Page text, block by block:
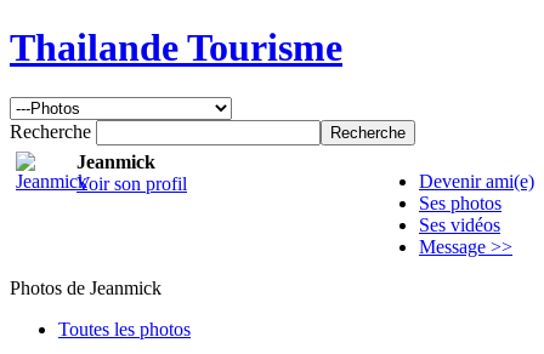
Thailande Tourisme
Recherche
Jeanmick
Voir son profil
Devenir ami(e)
Ses photos
Ses vidéos
Message >>
Photos de Jeanmick
Toutes les photos